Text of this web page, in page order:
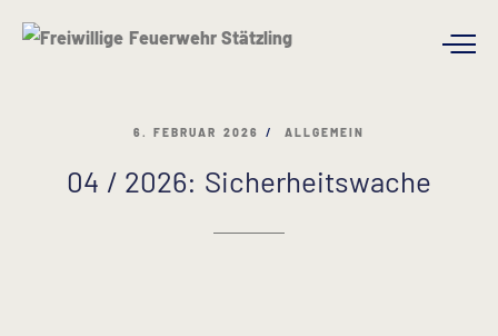
6. FEBRUAR 2026 ALLGEMEIN
04 / 2026: Sicherheitswache